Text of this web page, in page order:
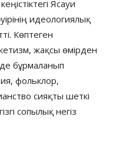
Ясауи
идеологиялық
Көптеген
жақсы өмірден
бұрмаланып
фольклор,
сияқты шеткі
сопылық негіз